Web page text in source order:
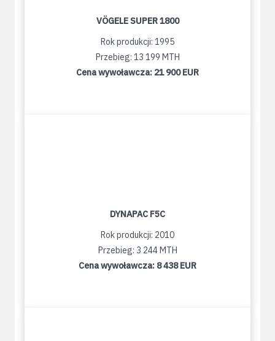
VÖGELE SUPER 1800
Rok produkcji: 1995
Przebieg: 13 199 MTH
Cena wywoławcza: 21 900 EUR
DYNAPAC F5C
Rok produkcji: 2010
Przebieg: 3 244 MTH
Cena wywoławcza: 8 438 EUR